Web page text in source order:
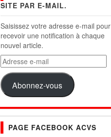
SITE PAR E-MAIL.
Saisissez votre adresse e-mail pour
recevoir une notification à chaque
nouvel article.
Adresse
e-
mail
Abonnez-vous
PAGE FACEBOOK ACVS